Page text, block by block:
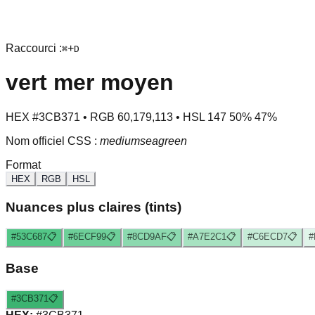
Raccourci :⌘+D
vert mer moyen
HEX #3CB371 • RGB 60,179,113 • HSL 147 50% 47%
Nom officiel CSS : mediumseagreen
Format
HEX RGB HSL
Nuances plus claires (tints)
#53C687📋 #6ECF99📋 #8CD9AF📋 #A7E2C1📋 #C6ECD7📋
Base
#3CB371 📋